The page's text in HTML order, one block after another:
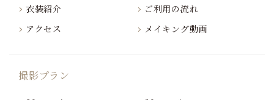
衣装紹介
ご利用の流れ
アクセス
メイキング動画
撮影プラン